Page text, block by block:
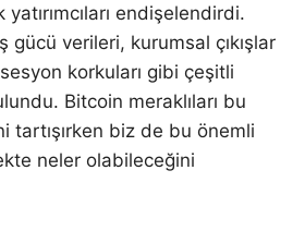
yatırımcıları endişelendirdi.
gücü verileri, kurumsal çıkışlar
korkuları gibi çeşitli
Bitcoin meraklıları bu
tartışırken biz de bu önemli
neler olabileceğini